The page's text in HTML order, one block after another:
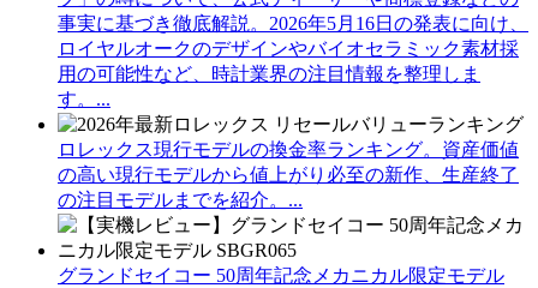
事実に基づき徹底解説。2026年5月16日の発表に向け、
ロイヤルオークのデザインやバイオセラミック素材採
用の可能性など、時計業界の注目情報を整理しま
す。...
ロレックス現行モデルの換金率ランキング。資産価値
の高い現行モデルから値上がり必至の新作、生産終了
の注目モデルまでを紹介。...
グランドセイコー 50周年記念メカニカル限定モデル